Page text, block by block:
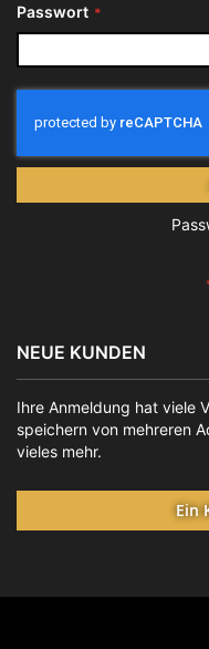
Passwort
NEUE KUNDEN
Ihre Anmeldung hat viele
speichern von mehreren
vieles mehr.
Ein